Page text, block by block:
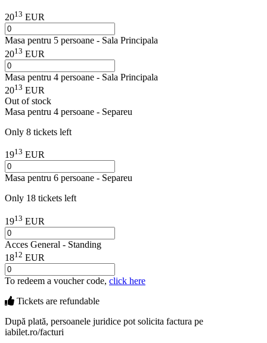
2013 EUR
Masa pentru 5 persoane - Sala Principala
2013 EUR
Masa pentru 4 persoane - Sala Principala
2013 EUR
Out of stock
Masa pentru 4 persoane - Separeu
Only 8 tickets left
1913 EUR
Masa pentru 6 persoane - Separeu
Only 18 tickets left
1913 EUR
Acces General - Standing
1812 EUR
To redeem a voucher code, click here
Tickets are refundable
După plată, persoanele juridice pot solicita factura pe
iabilet.ro/facturi